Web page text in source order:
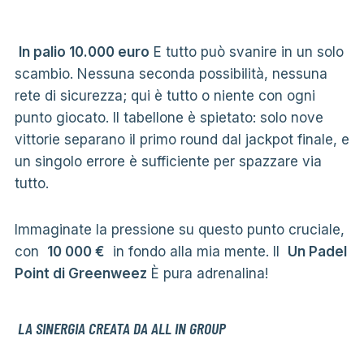
In palio 10.000 euro E tutto può svanire in un solo
scambio. Nessuna seconda possibilità, nessuna
rete di sicurezza; qui è tutto o niente con ogni
punto giocato. Il tabellone è spietato: solo nove
vittorie separano il primo round dal jackpot finale, e
un singolo errore è sufficiente per spazzare via
tutto.
Immaginate la pressione su questo punto cruciale,
con 10 000 € in fondo alla mia mente. Il Un Padel
Point di Greenweez È pura adrenalina!
LA SINERGIA CREATA DA ALL IN GROUP